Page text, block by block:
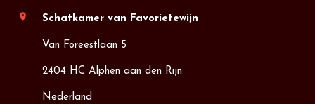
location_on Schatkamer van Favorietewijn
Van Foreestlaan 5
2404 HC Alphen aan den Rijn
Nederland